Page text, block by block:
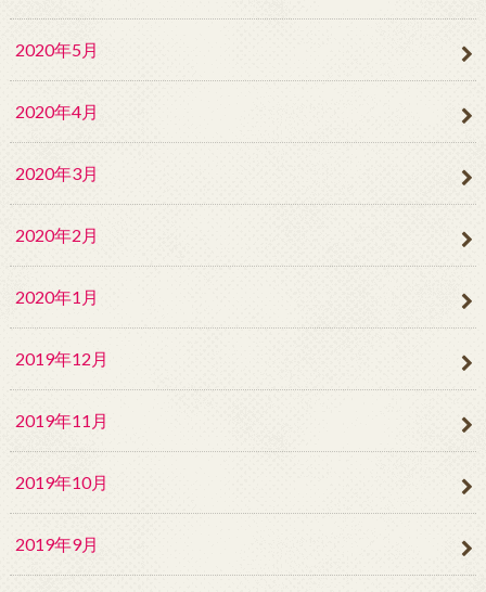
2020年5月
2020年4月
2020年3月
2020年2月
2020年1月
2019年12月
2019年11月
2019年10月
2019年9月